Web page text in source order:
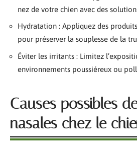
nez de votre chien avec des
Hydratation : Appliquez des
pour préserver la souplesse de la
Éviter les irritants : Limitez
environnements poussiéreux ou
Causes possibles
nasales chez le